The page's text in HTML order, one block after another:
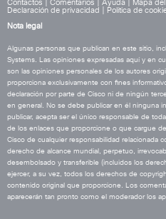
Contactos Comentarios Ayuda Mapa
Declaración de privacidad
Política de
Nota legal
Algunas personas que publican en este sitio,
Systems. Las opiniones expresadas aquí y en
son las opiniones personales de los autores
proporciona exclusivamente con fines
declaración por parte de Cisco ni de ningún
en general. No se debe publicar en él ninguna
publicar, acepta ser el único responsable de
de los enlaces que proporcione o que cargue
Cisco de cualquier responsabilidad relacionada
derecho de alcance mundial, perpetuo,
desembolsado y transferible (incluidos los
ejercer, a su vez, todos los derechos de
contenido original que proporcione. Los
aparecerán tan pronto como el moderador los